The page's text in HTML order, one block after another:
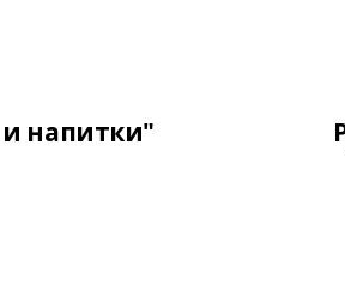
и напитки"